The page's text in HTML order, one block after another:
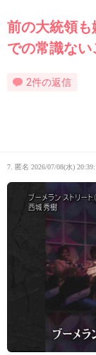
前の大統領も
での常識な
2件の返信
7. 匿名 2026/07/08(水)